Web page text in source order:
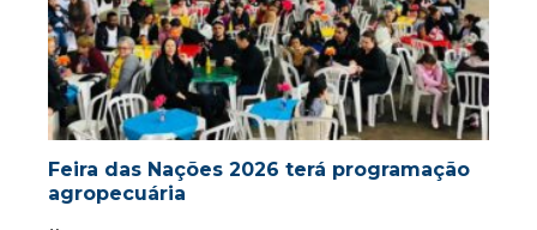
Feira das Nações 2026 terá programação
agropecuária